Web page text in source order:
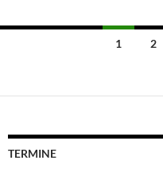
Beitragsnavigation
1 2
TERMINE